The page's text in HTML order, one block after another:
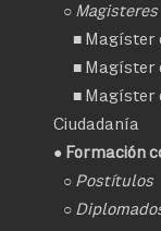
○ Magisteres
■ Magíster
■ Magíster
■ Magíster
Ciudadanía
● Formación
○ Postítulos
○